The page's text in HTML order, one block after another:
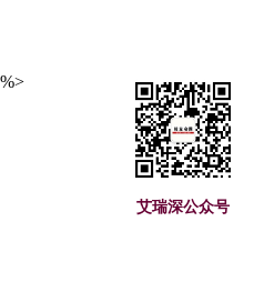
艾瑞深公众号
%>